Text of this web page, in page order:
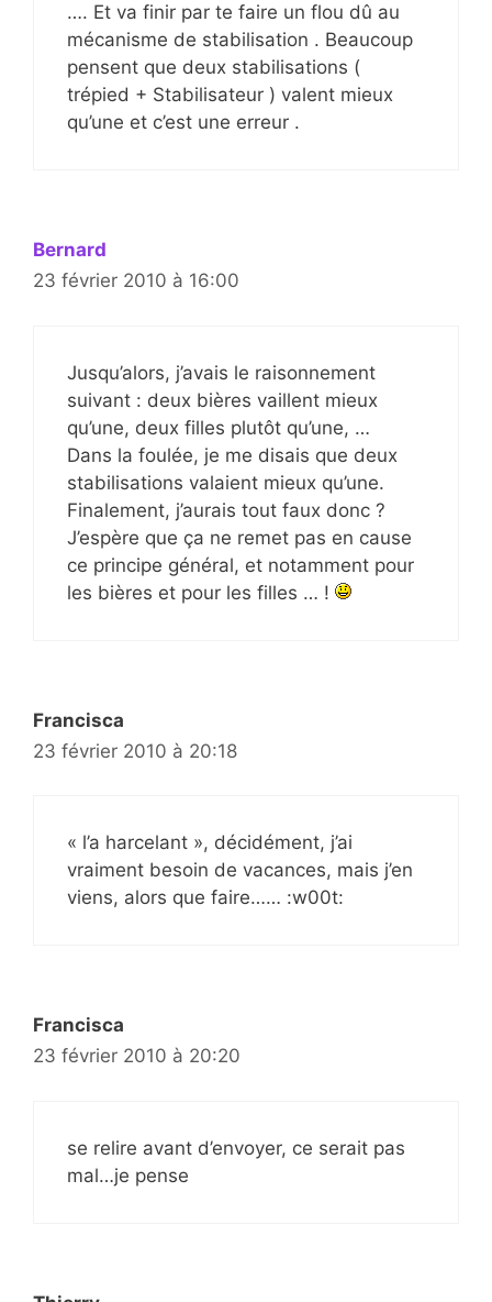
…. Et va finir par te faire un flou dû au
mécanisme de stabilisation . Beaucoup
pensent que deux stabilisations (
trépied + Stabilisateur ) valent mieux
qu’une et c’est une erreur .
Bernard
23 février 2010 à 16:00
Jusqu’alors, j’avais le raisonnement
suivant : deux bières vaillent mieux
qu’une, deux filles plutôt qu’une, …
Dans la foulée, je me disais que deux
stabilisations valaient mieux qu’une.
Finalement, j’aurais tout faux donc ?
J’espère que ça ne remet pas en cause
ce principe général, et notamment pour
les bières et pour les filles … !
Francisca
23 février 2010 à 20:18
« l’a harcelant », décidément, j’ai
vraiment besoin de vacances, mais j’en
viens, alors que faire…… :w00t:
Francisca
23 février 2010 à 20:20
se relire avant d’envoyer, ce serait pas
mal…je pense